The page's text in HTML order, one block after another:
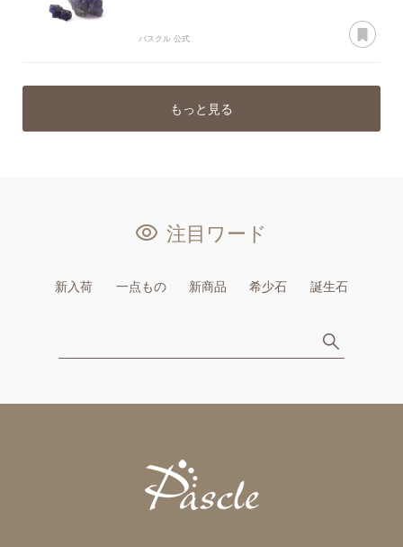
パスクル 公式
もっと見る
注目ワード
新入荷 一点もの 新商品 希少石 誕生石